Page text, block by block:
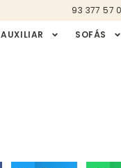
93 377 57
AUXILIAR SOFÁS